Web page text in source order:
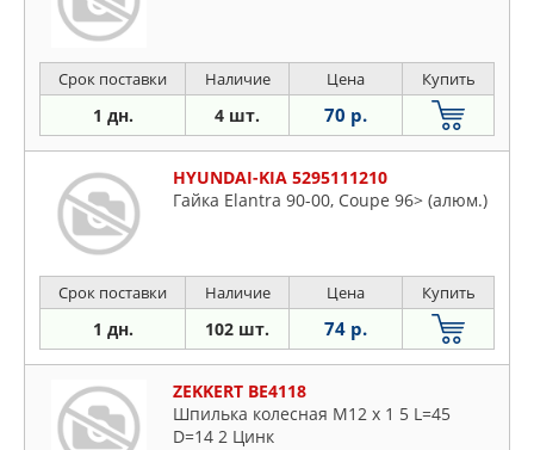
Срок поставки Наличие Цена Купить
1 дн. 4 шт. 70 р.
HYUNDAI-KIA 5295111210
Гайка Elantra 90-00, Coupe 96> (алюм.)
Срок поставки Наличие Цена Купить
1 дн. 102 шт. 74 р.
ZEKKERT BE4118
Шпилька колесная M12 x 1 5 L=45
D=14 2 Цинк